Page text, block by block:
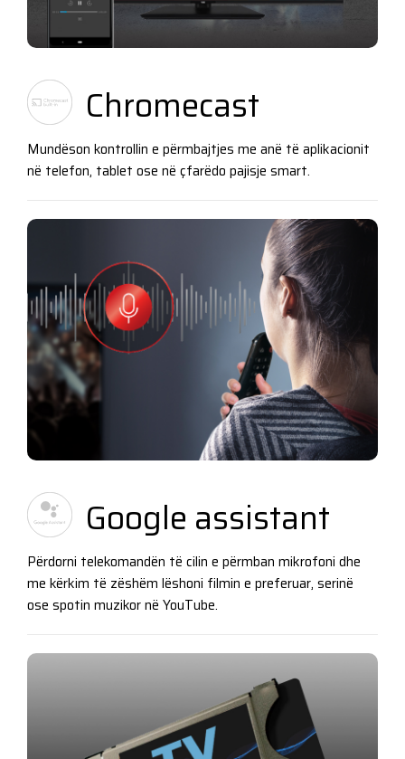
Chromecast
Mundëson kontrollin e përmbajtjes me anë të aplikacionit
në telefon, tablet ose në çfarëdo pajisje smart.
Google assistant
Përdorni telekomandën të cilin e përmban mikrofoni dhe
me kërkim të zëshëm lëshoni filmin e preferuar, serinë
ose spotin muzikor në YouTube.